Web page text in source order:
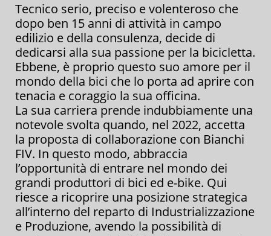
Tecnico serio, preciso e volenteroso che
dopo ben 15 anni di attività in campo
edilizio e della consulenza, decide di
dedicarsi alla sua passione per la bicicletta.
Ebbene, è proprio questo suo amore per il
mondo della bici che lo porta ad aprire con
tenacia e coraggio la sua officina.
La sua carriera prende indubbiamente una
notevole svolta quando, nel 2022, accetta
la proposta di collaborazione con Bianchi
FIV. In questo modo, abbraccia
l’opportunità di entrare nel mondo dei
grandi produttori di bici ed e-bike. Qui
riesce a ricoprire una posizione strategica
all’interno del reparto di Industrializzazione
e Produzione, avendo la possibilità di